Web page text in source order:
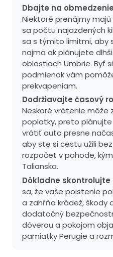
Dbajte na
Niektoré prenájmy
sa počtu najazdených
sa s týmito limitmi, aby
najmä ak plánujete
oblastiach Umbrie. Byť
podmienok vám
prekvapeniam.
Dodržiavajte časový
Neskoré vrátenie môže
poplatky, preto
vrátiť auto presne
aby ste si cestu užili
rozpočet v pohode,
Talianska.
Dôkladne
sa, že vaše poistenie
a zahŕňa krádež, škody
dodatočný
dôverou a pokojom
pamiatky Perugie a